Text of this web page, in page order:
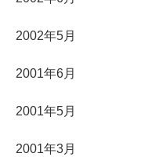
2002年5月
2001年6月
2001年5月
2001年3月